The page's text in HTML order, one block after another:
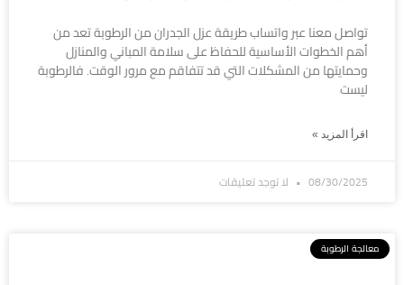
تواصل معنا عبر واتساب طريقة عزل الجدران من الرطوبة تعد من
أهم الخطوات الأساسية للحفاظ على سلامة المباني والمنازل
وحمايتها من المشكلات التي قد تتفاقم مع مرور الوقت. فالرطوبة
ليست
اقرأ المزيد »
08/30/2025 لا توجد تعليقات
معالجة الرطوبة